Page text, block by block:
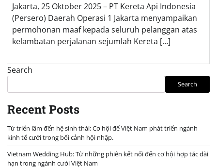
Jakarta, 25 Oktober 2025 – PT Kereta Api Indonesia
(Persero) Daerah Operasi 1 Jakarta menyampaikan
permohonan maaf kepada seluruh pelanggan atas
kelambatan perjalanan sejumlah Kereta […]
Search
Search
Recent Posts
Từ triển lãm đến hệ sinh thái: Cơ hội để Việt Nam phát triển ngành
kinh tế cưới trong bối cảnh hội nhập.
Vietnam Wedding Hub: Từ những phiên kết nối đến cơ hội hợp tác dài
hạn trong ngành cưới Việt Nam